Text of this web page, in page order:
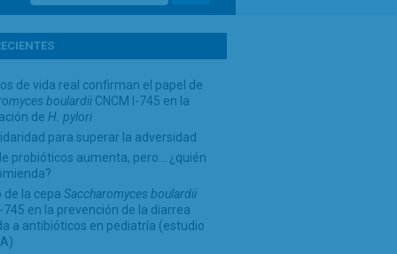
de vida real confirman el papel de
boulardii CNCM I-745 en la
de H. pylori
para superar la adversidad
probióticos aumenta, pero… ¿quién
de la cepa Saccharomyces boulardii
745 en la prevención de la diarrea
a antibióticos en pediatría (estudio